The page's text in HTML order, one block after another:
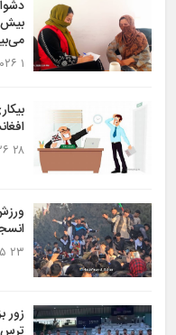
۱ February ۲۰۲۶
۲۸ January ۲۰۲۶
۲۳ November ۲۰۲۵
زور
ترس